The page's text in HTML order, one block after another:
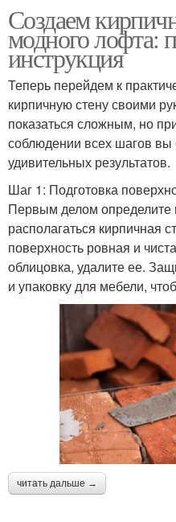
Создаем
модного лофта:
инструкция
Теперь перейдем к
кирпичную стену своими
показаться сложным, но
соблюдении всех шагов вы
удивительных результатов.
Шаг 1: Подготовка
Первым делом определите
располагаться кирпичная
поверхность ровная и
облицовка, удалите ее.
и упаковку для мебели,
читать дальше →